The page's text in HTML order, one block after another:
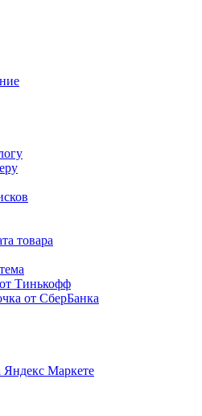
товара
Тинькофф
от СберБанка
Маркете